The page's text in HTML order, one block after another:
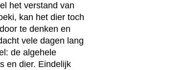
het verstand van
kan het dier toch
te denken en
vele dagen lang
de algehele
en dier. Eindelijk